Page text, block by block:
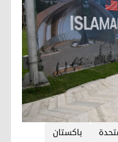
باكستان